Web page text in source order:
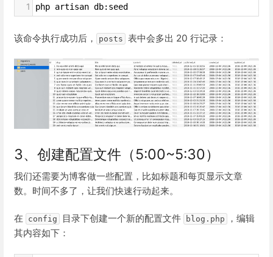
1 php artisan db:seed
该命令执行成功后， posts 表中会多出 20 行记录：
3、创建配置文件（5:00~5:30）
我们还需要为博客做一些配置，比如标题和每页显示文章
数。时间不多了，让我们快速行动起来。
在 config 目录下创建一个新的配置文件 blog.php
，编辑
其内容如下：